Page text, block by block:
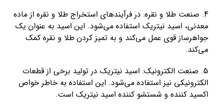
4. صنعت طلا و نقره: در فرآیندهای استخراج طلا و نقره از ماده
معدنی، اسید نیتریک استفاده می‌شود. این اسید به عنوان یک
جواهرساز قوی عمل می‌کند و به تمیز کردن طلا و نقره کمک
می‌کند.
5. صنعت الکترونیک: اسید نیتریک در تولید برخی از قطعات
الکترونیکی نیز استفاده می‌شود. این استفاده به خاطر خواص
اکسید کننده و شستشو کننده اسید نیتریک است.